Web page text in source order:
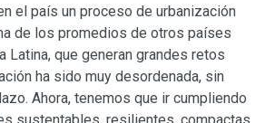
el país un proceso de urbanización
de los promedios de otros países
Latina, que generan grandes retos
ha sido muy desordenada, sin
Ahora, tenemos que ir cumpliendo